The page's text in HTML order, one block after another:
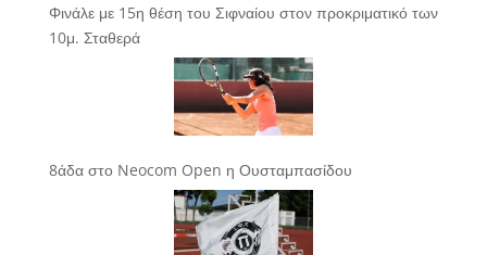
Φινάλε με 15η θέση του Σιφναίου στον προκριματικό των
10μ. Σταθερά
8άδα στο Neocom Open η Ουσταμπασίδου